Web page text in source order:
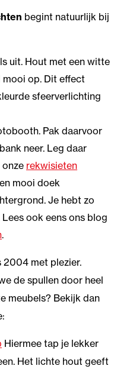
begint natuurlijk bij
uit. Hout met een witte
op. Dit effect
sfeerverlichting
Pak daarvoor
neer. Leg daar
rekwisieten
mooi doek
Je hebt zo
ook eens ons blog
.
2004 met plezier.
de spullen door heel
meubels? Bekijk dan
Hiermee tap je lekker
Het lichte hout geeft